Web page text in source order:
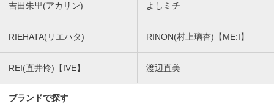
吉田朱里(アカリン) よしミチ
RIEHATA(リエハタ) RINON(村上璃杏)【ME:I】
REI(直井怜)【IVE】 渡辺直美
ブランドで探す